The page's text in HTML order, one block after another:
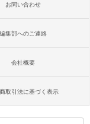
お問い合わせ
編集部へのご連絡
会社概要
取引法に基づく表示